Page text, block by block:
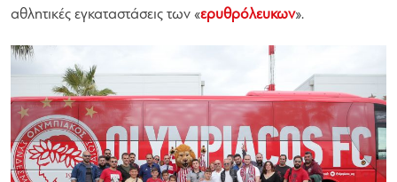
αθλητικές εγκαταστάσεις των «ερυθρόλευκων».